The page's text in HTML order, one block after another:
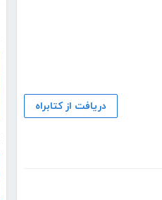
دریافت از کتابراه